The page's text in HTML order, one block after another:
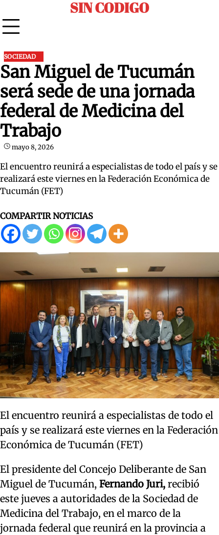
to
content
SIN CODIGO
SOCIEDAD
San Miguel de Tucumán
será sede de una jornada
federal de Medicina del
Trabajo
mayo 8, 2026
El encuentro reunirá a especialistas de todo el país y se
realizará este viernes en la Federación Económica de
Tucumán (FET)
COMPARTIR NOTICIAS
El encuentro reunirá a especialistas de todo el
país y se realizará este viernes en la Federación
Económica de Tucumán (FET)
El presidente del Concejo Deliberante de San
Miguel de Tucumán, Fernando Juri, recibió
este jueves a autoridades de la Sociedad de
Medicina del Trabajo, en el marco de la
jornada federal que reunirá en la provincia a